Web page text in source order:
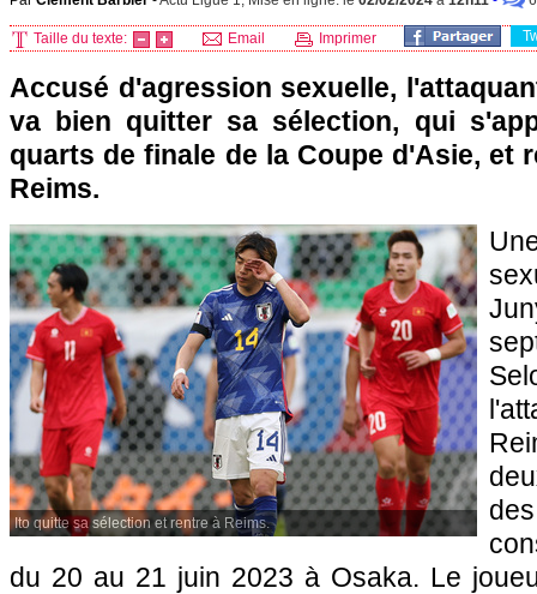
Taille du texte: Email Imprimer
Accusé d'agression sexuelle,
va bien quitter sa sélection, qui
quarts de finale de la Coupe d'Asie, et
Reims.
Ito quitte sa sélection et rentre à Reims.
du 20 au 21 juin 2023 à Osaka. Le